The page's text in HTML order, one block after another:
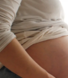
TBS
お知らせ
イベント
YouTube
会社情報